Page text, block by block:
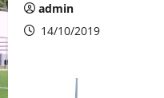
admin
14/10/2019